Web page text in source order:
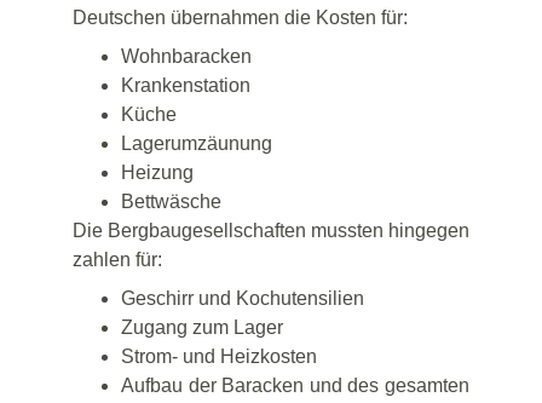
Deutschen übernahmen die Kosten für:
Wohnbaracken
Krankenstation
Küche
Lagerumzäunung
Heizung
Bettwäsche
Die Bergbaugesellschaften mussten hingegen
zahlen für:
Geschirr und Kochutensilien
Zugang zum Lager
Strom- und Heizkosten
Aufbau der Baracken und des gesamten